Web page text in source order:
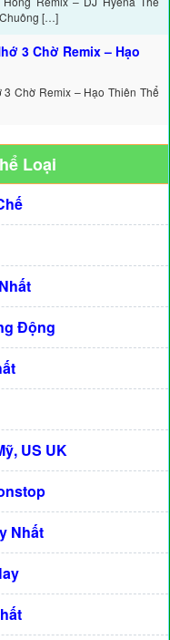
[…]
3 Chờ Remix – Hạo
Chờ Remix – Hạo Thiên Thể
Loại
Động
US UK
Nhất